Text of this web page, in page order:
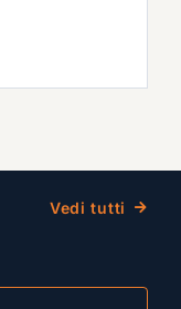
Vedi tutti